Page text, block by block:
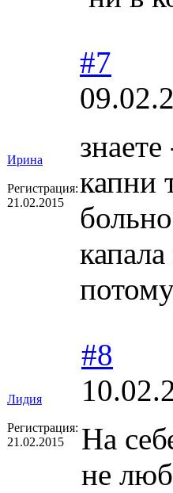
Ирина
Регистрация:
21.02.2015
#7
капни
Лидия
Регистрация:
21.02.2015
#8
На
не